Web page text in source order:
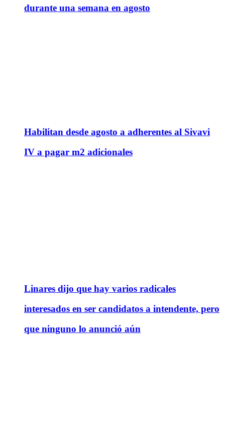
durante una semana en agosto
Habilitan desde agosto a adherentes al Sivavi
IV a pagar m2 adicionales
Linares dijo que hay varios radicales
interesados en ser candidatos a intendente, pero
que ninguno lo anunció aún